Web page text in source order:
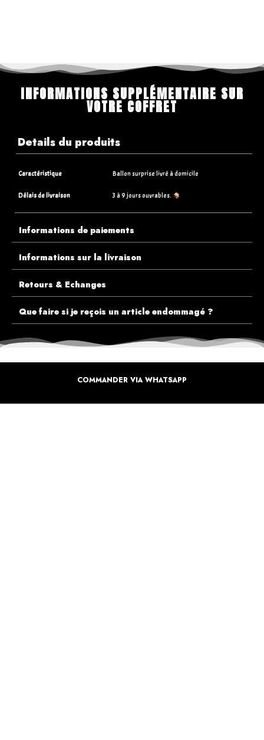
INFORMATIONS SUPPLÉMENTAIRE SUR
VOTRE COFFRET
Details du produits
Caractéristique Ballon surprise livré à domicile
Délais de livraison 3 à 9 jours ouvrables.
Informations de paiements
Informations sur la livraison
Retours & Echanges
Que faire si je reçois un article endommagé ?
COMMANDER VIA WHATSAPP